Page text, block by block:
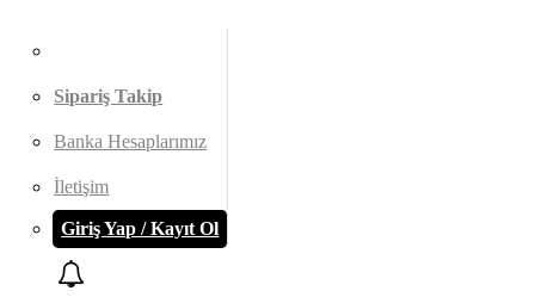
Sipariş Takip
Banka Hesaplarımız
İletişim
Giriş Yap / Kayıt Ol